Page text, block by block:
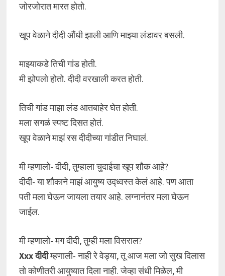
जोरजोरात मारत होतो.
खूप वेळाने दीदी औंधी झाली आणि माझ्या लंडावर बसली.
माझ्याकडे तिची गांड होती.
मी झोपलो होतो. दीदी वरखाली करत होती.
तिची गांड माझा लंड आतबाहेर घेत होती.
मला सगळं स्पष्ट दिसत होतं.
खूप वेळाने माझं रस दीदीच्या गांडीत निघालं.
मी म्हणालो- दीदी, तुम्हाला चुदाईचा खूप शौक आहे?
दीदी- या शौकाने माझं आयुष्य उद्ध्वस्त केलं आहे. पण आता
पती मला घेऊन जायला तयार आहे. लग्नानंतर मला घेऊन
जाईल.
मी म्हणालो- मग दीदी, तुम्ही मला विसराल?
Xxx दीदीम्हणाली- नाही रे वेड्या, तू आज मला जो सुख दिलास
तो कोणीतरी आयुष्यात दिला नाही. जेव्हा संधी मिळेल, मी